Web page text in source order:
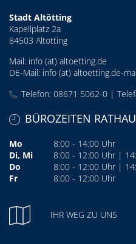
Stadt Altötting
Kapellplatz 2a
84503 Altötting
Mail: info (at) altoetting.de
DE-Mail: info (at) altoetting.de-
Telefon: 08671 5062-0 |
BÜROZEITEN
Mo
8:00 - 14:00 Uhr
Di, Mi
8:00 - 12:00 Uhr |
Do
8:00 - 12:00 Uhr |
Fr
8:00 - 12:00 Uhr
IHR WEG ZU UNS